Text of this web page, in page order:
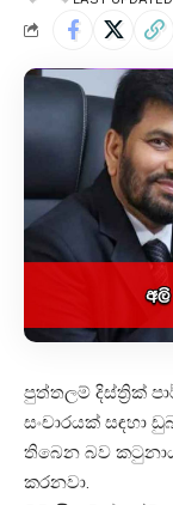
පුත්තලම් දිස්ත්‍රික්
සංචාරයක් සඳහා
තිබෙන බව
කරනවා.